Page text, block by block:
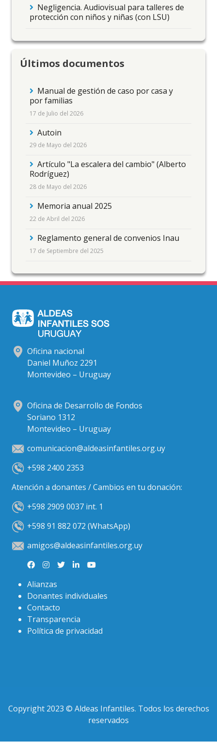
Negligencia. Audiovisual para talleres de
protección con niños y niñas (con LSU)
Últimos documentos
Manual de gestión de caso por casa y
por familias
17 de Julio del 2026
Autoin
29 de Mayo del 2026
Artículo "La escalera del cambio" (Alberto
Rodríguez)
28 de Mayo del 2026
Memoria anual 2025
22 de Abril del 2026
Reglamento general de convenios Inau
17 de Septiembre del 2025
Oficina nacional
Daniel Muñoz 2291
Montevideo – Uruguay
Oficina de Desarrollo de Fondos
Soriano 1312
Montevideo – Uruguay
comunicacion@aldeasinfantiles.org.uy
+598 2400 2353
Atención a donantes / Cambios en tu donación:
+598 2909 0037 int. 1
+598 91 882 072 (WhatsApp)
amigos@aldeasinfantiles.org.uy
Alianzas
Donantes individuales
Contacto
Transparencia
Política de privacidad
Copyright 2023 © Aldeas Infantiles. Todos los derechos
reservados